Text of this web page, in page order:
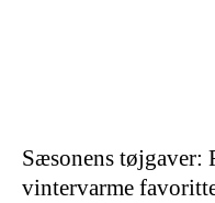
Sæsonens tøjgaver:
vintervarme